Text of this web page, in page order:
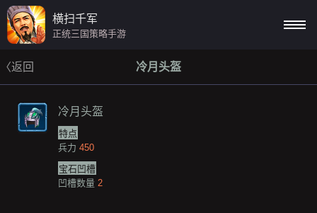
横扫千军
正统三国策略手游
〈返回 冷月头盔
冷月头盔
特点
兵力 450
宝石凹槽
凹槽数量 2